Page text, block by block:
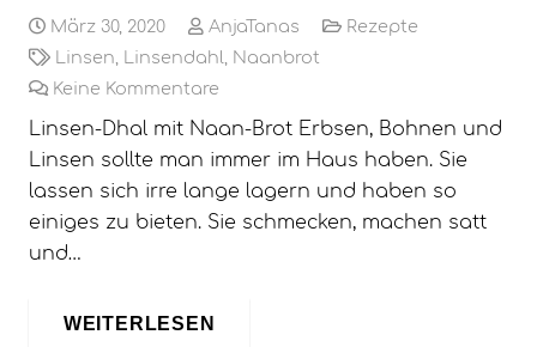
März 30, 2020 AnjaTanas
Rezepte
Linsen
Linsendahl
Naanbrot
Keine Kommentare
Linsen-Dhal mit Naan-Brot Erbsen, Bohnen und
Linsen sollte man immer im Haus haben. Sie
lassen sich irre lange lagern und haben so
einiges zu bieten. Sie schmecken, machen satt
und…
WEITERLESEN